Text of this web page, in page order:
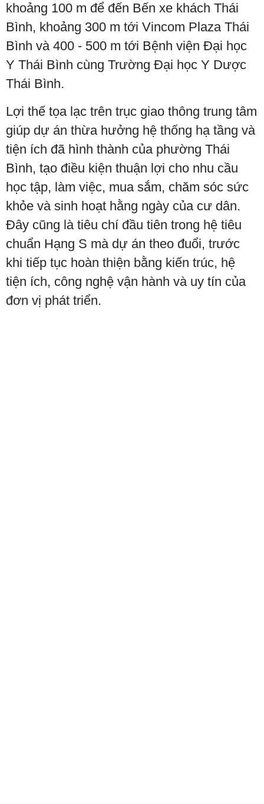
khoảng 100 m để đến Bến xe khách Thái
Bình, khoảng 300 m tới Vincom Plaza Thái
Bình và 400 - 500 m tới Bệnh viện Đại học
Y Thái Bình cùng Trường Đại học Y Dược
Thái Bình.
Lợi thế tọa lạc trên trục giao thông trung tâm
giúp dự án thừa hưởng hệ thống hạ tầng và
tiện ích đã hình thành của phường Thái
Bình, tạo điều kiện thuận lợi cho nhu cầu
học tập, làm việc, mua sắm, chăm sóc sức
khỏe và sinh hoạt hằng ngày của cư dân.
Đây cũng là tiêu chí đầu tiên trong hệ tiêu
chuẩn Hạng S mà dự án theo đuổi, trước
khi tiếp tục hoàn thiện bằng kiến trúc, hệ
tiện ích, công nghệ vận hành và uy tín của
đơn vị phát triển.